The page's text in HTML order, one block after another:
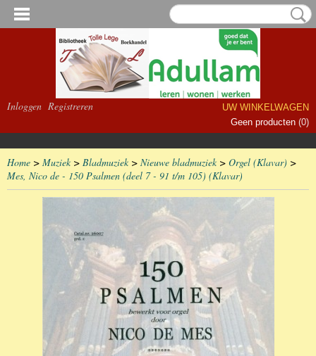
Inloggen Registreren
UW WINKELWAGEN
Geen producten (0)
Home > Muziek> Bladmuziek> Nieuwe bladmuziek> Orgel (Klavar) >
Mes, Nico de - 150 Psalmen (deel 7 - 91 t/m 105) (Klavar)